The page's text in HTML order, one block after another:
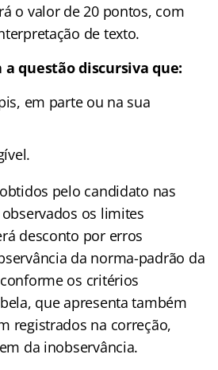
o valor de 20 pontos, com
de texto.
questão discursiva que:
em parte ou na sua
pelo candidato nas
os limites
desconto por erros
da norma-padrão da
os critérios
que apresenta também
registrados na correção,
da inobservância.